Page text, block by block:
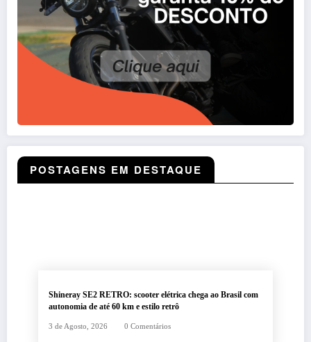
POSTAGENS EM DESTAQUE
Shineray SE2 RETRO: scooter elétrica chega ao Brasil com
autonomia de até 60 km e estilo retrô
3 de Agosto, 2026 0 Comentários